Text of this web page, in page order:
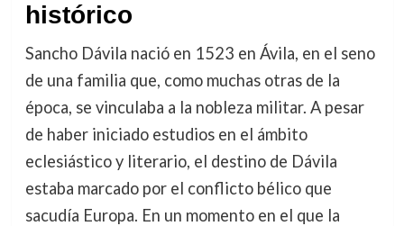
histórico
Sancho Dávila nació en 1523 en Ávila, en el seno
de una familia que, como muchas otras de la
época, se vinculaba a la nobleza militar. A pesar
de haber iniciado estudios en el ámbito
eclesiástico y literario, el destino de Dávila
estaba marcado por el conflicto bélico que
sacudía Europa. En un momento en el que la